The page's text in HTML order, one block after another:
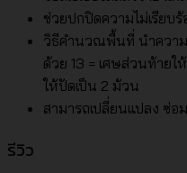
ช่วยปกปิดความไม่เรียบ
วิธีคำนวณพื้นที่ นำความ
ด้วย 13 = เศษส่วนท้ายใ
ให้ปัดเป็น 2 ม้วน
สามารถเปลี่ยนแปลง ซ่อ
รีวิว